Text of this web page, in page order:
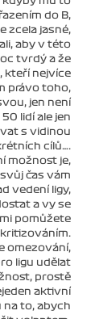
do B,
zcela jasné,
aby v této
tvrdý a že
kteří nejvíce
právo toho,
jen není
lidí ale jen
s vidinou
cílů….
možnost je,
čas vám
vedení ligy,
a vy se
pomůžete
kritizováním.
omezování,
ligu udělat
prostě
aktivní
na to, abych